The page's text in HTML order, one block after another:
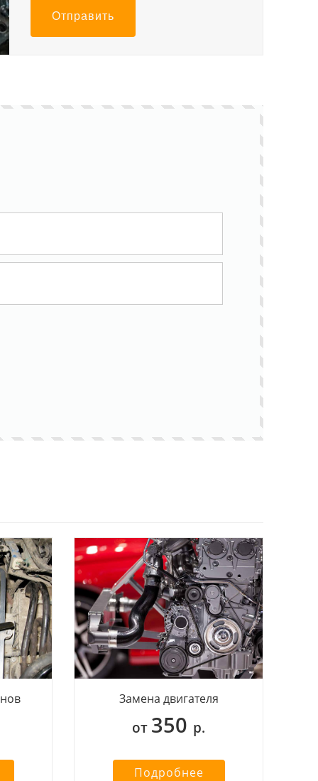
Отправить
Замена двигателя
от 350 р.
Подробнее